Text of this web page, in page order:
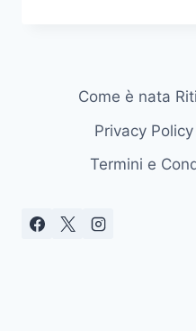
È
MALATTIA
GIANNI
Come è nata
Privacy Policy
Termini e